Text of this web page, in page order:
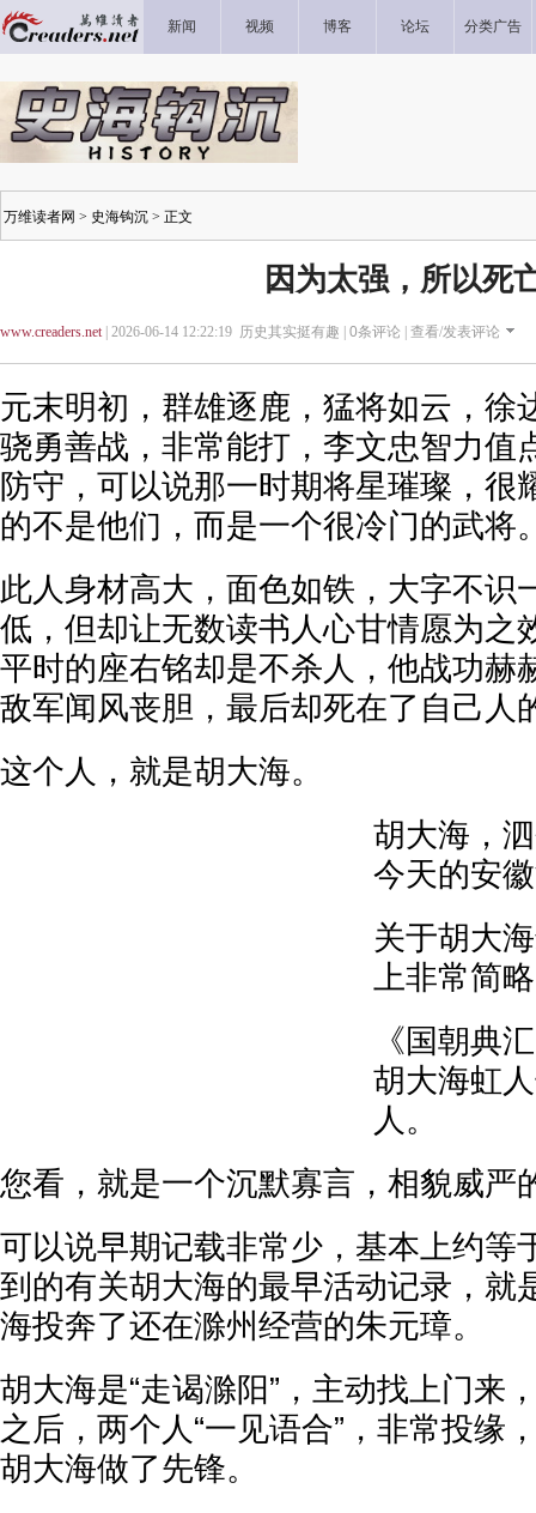
新闻 视频 博客 论坛 分类广告
万维读者网 > 史海钩沉 > 正文
因为太强，所以死
www.creaders.net| 2026-06-14 12:22:19 历史其实挺有趣 | 0条评论 | 查看/发表评论
元末明初，群雄逐鹿，猛将如云，徐
骁勇善战，非常能打，李文忠智力值
防守，可以说那一时期将星璀璨，很
的不是他们，而是一个很冷门的武将
此人身材高大，面色如铁，大字不识
低，但却让无数读书人心甘情愿为之
平时的座右铭却是不杀人，他战功赫
敌军闻风丧胆，最后却死在了自己人
这个人，就是胡大海。
胡大海，
今天的安
关于胡大
上非常简
《国朝典
胡大海虹
人。
您看，就是一个沉默寡言，相貌威严
可以说早期记载非常少，基本上约等
到的有关胡大海的最早活动记录，就
海投奔了还在滁州经营的朱元璋。
胡大海是“走谒滁阳”，主动找上门来
之后，两个人“一见语合”，非常投缘
胡大海做了先锋。